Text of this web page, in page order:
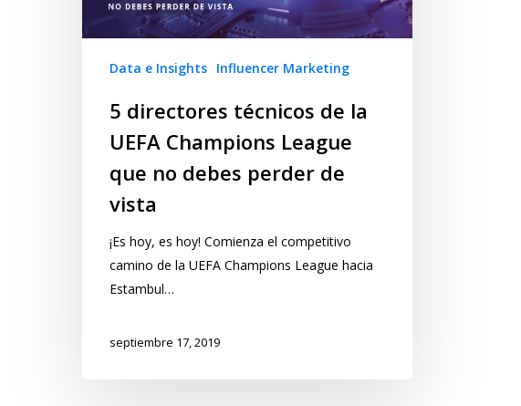
Data e Insights Influencer Marketing
5 directores técnicos de la
UEFA Champions League
que no debes perder de
vista
¡Es hoy, es hoy! Comienza el competitivo
camino de la UEFA Champions League hacia
Estambul…
septiembre 17, 2019